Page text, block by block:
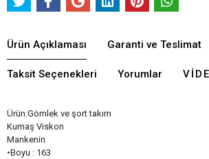
Ürün Açıklaması Garanti ve Teslimat
Taksit Seçenekleri Yorumlar
Ürün:Gömlek ve şort takım
Kumaş Viskon
Mankenin
•Boyu : 163